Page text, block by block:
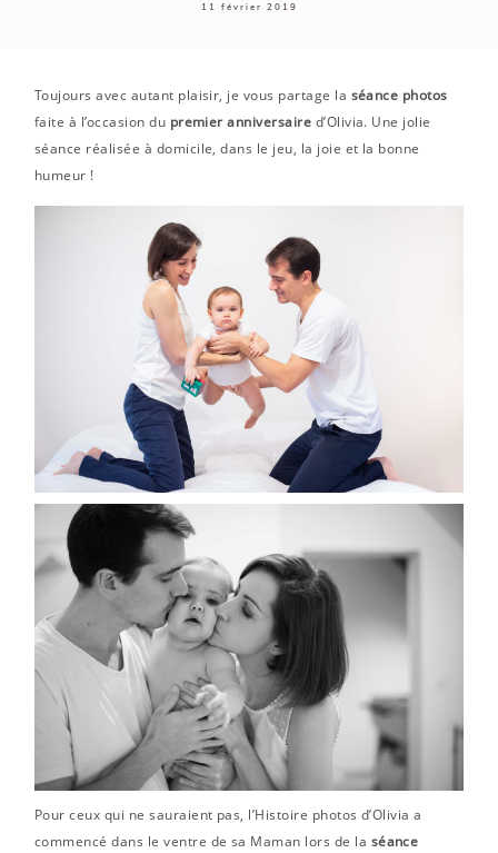
11 février 2019
Toujours avec autant plaisir, je vous partage la séance photos
faite à l’occasion du premier anniversaire d’Olivia. Une jolie
séance réalisée à domicile, dans le jeu, la joie et la bonne
humeur !
Pour ceux qui ne sauraient pas, l’Histoire photos d’Olivia a
commencé dans le ventre de sa Maman lors de la séance